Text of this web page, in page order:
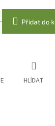
Přidat do
HLÍDAT